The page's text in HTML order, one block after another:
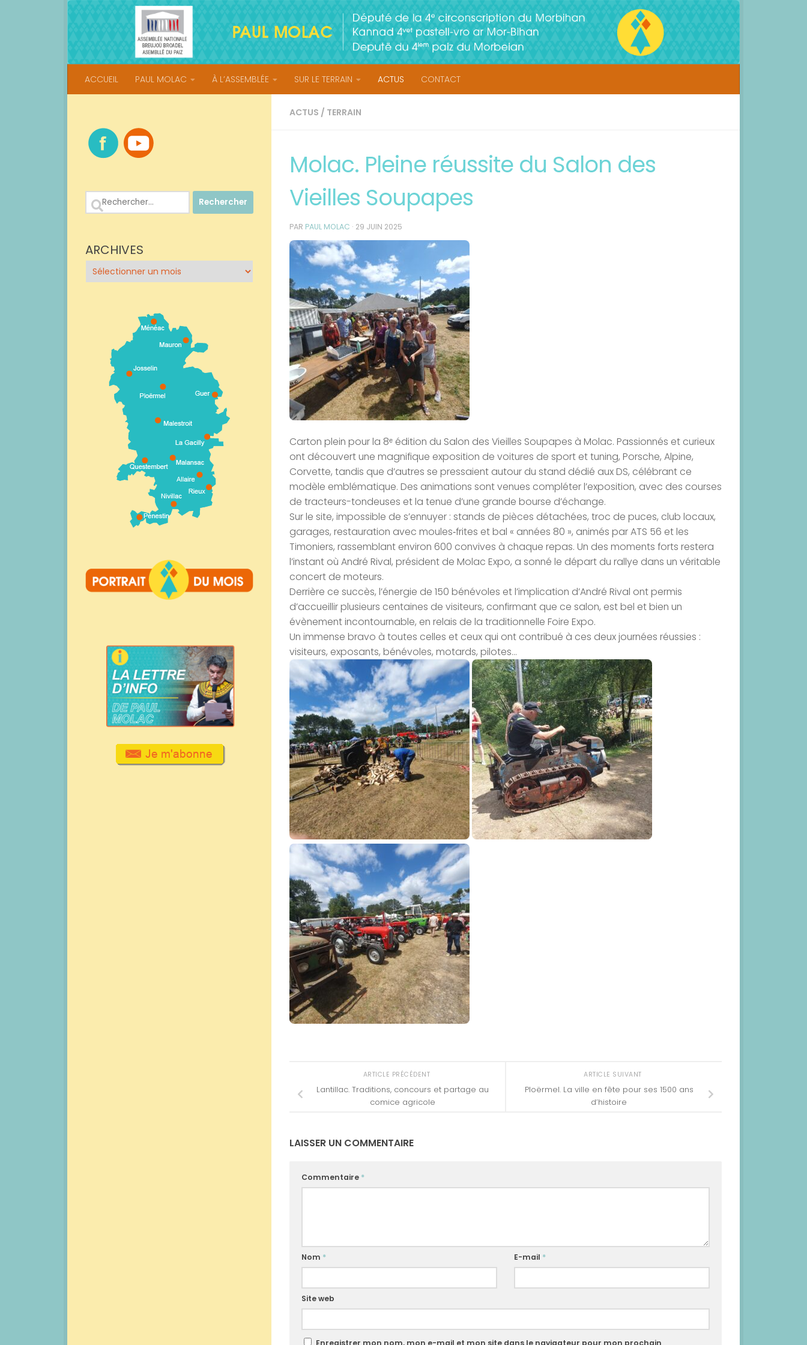
Skip to content
ACCUEIL PAUL MOLAC À L’ASSEMBLÉE SUR LE TERRAIN ACTUS CONTACT
ACTUS / TERRAIN
Molac. Pleine réussite du Salon des
Vieilles Soupapes
PAR PAUL MOLAC · 29 JUIN 2025
Carton plein pour la 8ᵉ édition du Salon des Vieilles Soupapes à Molac. Passionnés et curieux
ont découvert une magnifique exposition de voitures de sport et tuning, Porsche, Alpine,
Corvette, tandis que d’autres se pressaient autour du stand dédié aux DS, célébrant ce
modèle emblématique. Des animations sont venues compléter l’exposition, avec des courses
de tracteurs-tondeuses et la tenue d’une grande bourse d’échange.
Sur le site, impossible de s’ennuyer : stands de pièces détachées, troc de puces, club locaux,
garages, restauration avec moules‑frites et bal « années 80 », animés par ATS 56 et les
Timoniers, rassemblant environ 600 convives à chaque repas. Un des moments forts restera
l’instant où André Rival, président de Molac Expo, a sonné le départ du rallye dans un véritable
concert de moteurs.
Derrière ce succès, l’énergie de 150 bénévoles et l’implication d’André Rival ont permis
d’accueillir plusieurs centaines de visiteurs, confirmant que ce salon, est bel et bien un
évènement incontournable, en relais de la traditionnelle Foire Expo.
Un immense bravo à toutes celles et ceux qui ont contribué à ces deux journées réussies :
visiteurs, exposants, bénévoles, motards, pilotes…
ARTICLE SUIVANT
Ploërmel. La ville en fête pour ses 1500 ans
d’histoire
ARTICLE PRÉCÉDENT
Lantillac. Traditions, concours et partage au
comice agricole
LAISSER UN COMMENTAIRE
Commentaire *
Nom * E-mail *
Site web
Enregistrer mon nom, mon e-mail et mon site dans le navigateur pour mon prochain
Rechercher :
ARCHIVES
Archives